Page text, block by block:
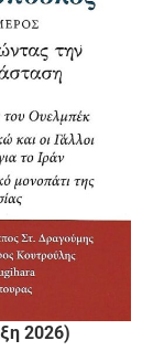
2026)